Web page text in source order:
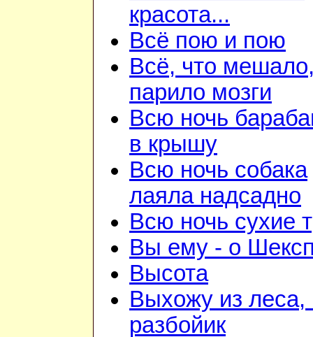
красота...
Всё пою и пою
Всё, что
парило мозги
Всю ночь
в крышу
Всю ночь собака
лаяла надсадно
Всю ночь сухие
Вы ему - о
Высота
Выхожу из леса,
разбойик